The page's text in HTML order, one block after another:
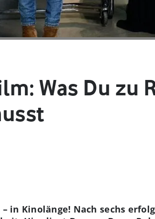
Was Du zu
in Kinolänge! Nach sechs